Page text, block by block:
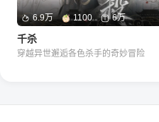
6.9万 1100 6万
千杀
穿越异世邂逅各色杀手的奇妙冒险